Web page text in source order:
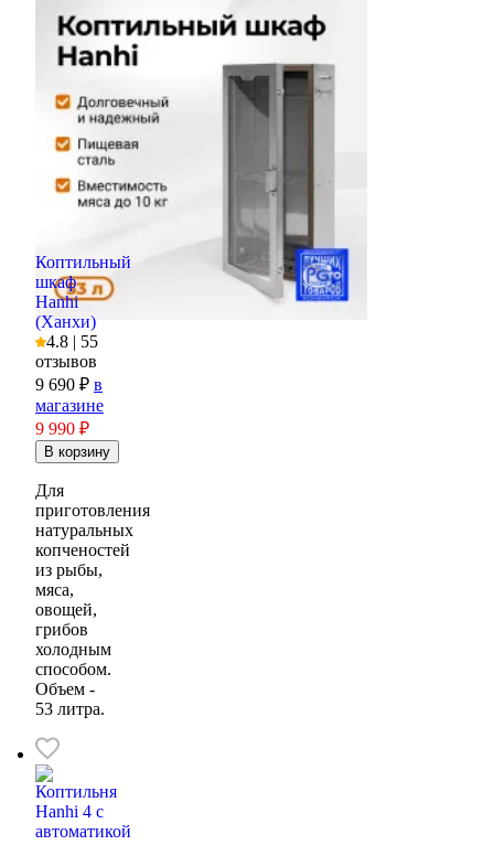
Коптильный
шкаф
Hanhi
(Ханхи)
4.8 | 55
отзывов
9 690 ₽ в
магазине
9 990 ₽
Для
приготовления
натуральных
копченостей
из рыбы,
мяса,
овощей,
грибов
холодным
способом.
Объем -
53 литра.